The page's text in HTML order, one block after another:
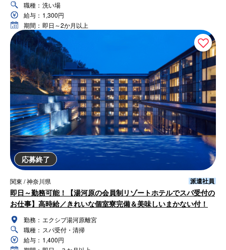
職種： 洗い場
給与： 1,300円
期間： 即日～2か月以上
応募終了
関東 / 神奈川県 派遣社員
即日～勤務可能！【湯河原の会員制リゾートホテルでスパ受付の
お仕事】高時給／きれいな個室寮完備＆美味しいまかない付！
勤務： エクシブ湯河原離宮
職種： スパ受付・清掃
給与： 1,400円